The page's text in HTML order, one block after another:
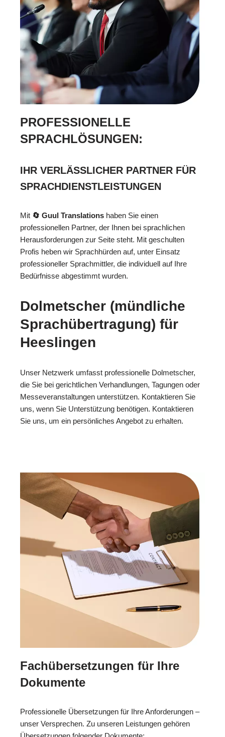
PROFESSIONELLE
SPRACHLÖSUNGEN:
IHR VERLÄSSLICHER PARTNER FÜR
SPRACHDIENSTLEISTUNGEN
Mit 🔄 Guul Translations haben Sie einen
professionellen Partner, der Ihnen bei sprachlichen
Herausforderungen zur Seite steht. Mit geschulten
Profis heben wir Sprachhürden auf, unter Einsatz
professioneller Sprachmittler, die individuell auf Ihre
Bedürfnisse abgestimmt wurden.
Dolmetscher (mündliche
Sprachübertragung) für
Heeslingen
Unser Netzwerk umfasst professionelle Dolmetscher,
die Sie bei gerichtlichen Verhandlungen, Tagungen oder
Messeveranstaltungen unterstützen. Kontaktieren Sie
uns, wenn Sie Unterstützung benötigen. Kontaktieren
Sie uns, um ein persönliches Angebot zu erhalten.
Fachübersetzungen für Ihre
Dokumente
Professionelle Übersetzungen für Ihre Anforderungen –
unser Versprechen. Zu unseren Leistungen gehören